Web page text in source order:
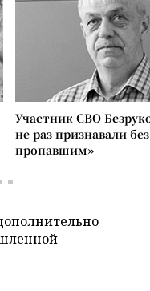
Участник СВО
не раз признавали
пропавшим»